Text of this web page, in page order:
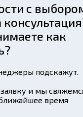
с
как
подскажут.
заявку и мы
время